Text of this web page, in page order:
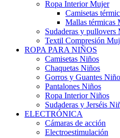
Ropa Interior Mujer
Camisetas
Mallas térmicas
Sudaderas y pullovers
Textil Compresión
ROPA PARA NIÑOS
Camisetas Niños
Chaquetas Niños
Gorros y Guantes
Pantalones Niños
Ropa Interior Niños
Sudaderas y Jerséis
ELECTRÓNICA
Cámaras de acción
Electroestimulación